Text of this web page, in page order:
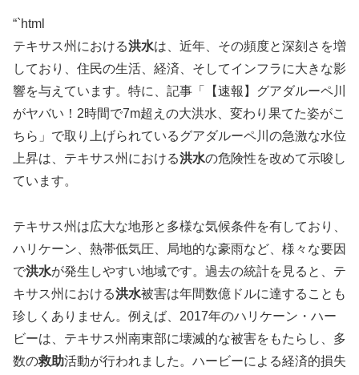
“`html
テキサス州における洪水は、近年、その頻度と深刻さを増
しており、住民の生活、経済、そしてインフラに大きな影
響を与えています。特に、記事「【速報】グアダルーペ川
がヤバい！2時間で7m超えの大洪水、変わり果てた姿がこ
ちら」で取り上げられているグアダルーペ川の急激な水位
上昇は、テキサス州における洪水の危険性を改めて示唆し
ています。
テキサス州は広大な地形と多様な気候条件を有しており、
ハリケーン、熱帯低気圧、局地的な豪雨など、様々な要因
で洪水が発生しやすい地域です。過去の統計を見ると、テ
キサス州における洪水被害は年間数億ドルに達することも
珍しくありません。例えば、2017年のハリケーン・ハー
ビーは、テキサス州南東部に壊滅的な被害をもたらし、多
数の救助活動が行われました。ハービーによる経済的損失